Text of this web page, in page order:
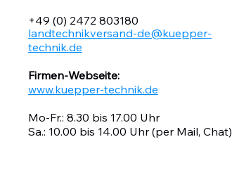
+49 (0) 2472 803180
landtechnikversand-de@kuepper-
technik.de
Firmen-Webseite:
www.kuepper-technik.de
Mo-Fr.: 8.30 bis 17.00 Uhr
Sa.: 10.00 bis 14.00 Uhr (per Mail, Chat)